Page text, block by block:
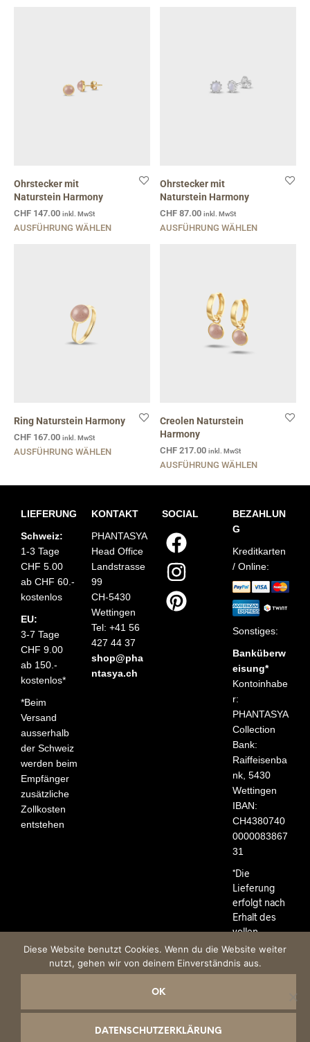
Ohrstecker mit
Naturstein Harmony
CHF 147.00 inkl. MwSt
AUSFÜHRUNG WÄHLEN
Ohrstecker mit
Naturstein Harmony
CHF 87.00 inkl. MwSt
AUSFÜHRUNG WÄHLEN
Ring Naturstein Harmony
CHF 167.00 inkl. MwSt
AUSFÜHRUNG WÄHLEN
Creolen Naturstein
Harmony
CHF 217.00 inkl. MwSt
AUSFÜHRUNG WÄHLEN
LIEFERUNG
Schweiz:
1-3 Tage
CHF 5.00
ab CHF 60.-
kostenlos
EU:
3-7 Tage
CHF 9.00
ab 150.-
kostenlos*
*Beim
Versand
ausserhalb
der Schweiz
werden beim
Empfänger
zusätzliche
Zollkosten
entstehen
KONTAKT
PHANTASYA
Head Office
Landstrasse
99
CH-5430
Wettingen
Tel: +41 56
427 44 37
shop@pha
ntasya.ch
SOCIAL
BEZAHLUN
G
Kreditkarten
/ Online:
Sonstiges:
Banküberw
eisung*
Kontoinhabe
r:
PHANTASYA
Collection
Bank:
Raiffeisenba
nk, 5430
Wettingen
IBAN:
CH4380740
0000083867
31
*Die
Lieferung
erfolgt nach
Erhalt des
vollen
Rechnungsb
etrages.
Impressum AGB Datenschutzerklärung
© PHANTASYA Collection GmbH 2017-2026
Diese Website benutzt Cookies. Wenn du die Website weiter
nutzt, gehen wir von deinem Einverständnis aus.
OK
DATENSCHUTZERKLÄRUNG